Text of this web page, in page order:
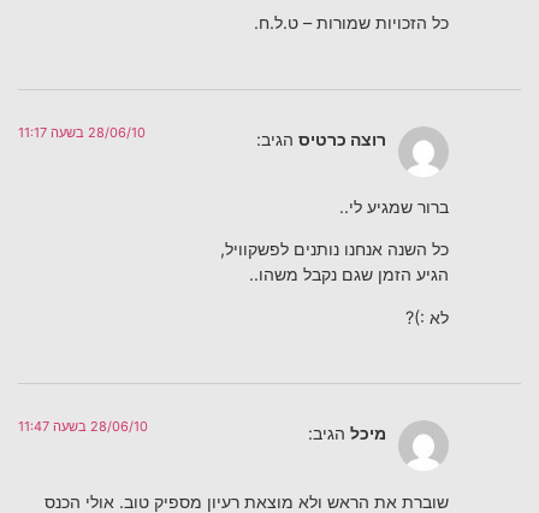
כל הזכויות שמורות – ט.ל.ח.
רוצה כרטיס הגיב: 28/06/10 בשעה 11:17
ברור שמגיע לי..
כל השנה אנחנו נותנים לפשקוויל,
הגיע הזמן שגם נקבל משהו..
לא :)?
מיכל הגיב: 28/06/10 בשעה 11:47
שוברת את הראש ולא מוצאת רעיון מספיק טוב. אולי הכנס